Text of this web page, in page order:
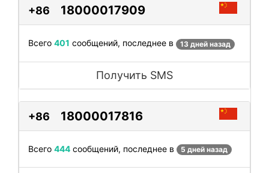
+86 18000017909
Всего 401 сообщений, последнее в 13 дней назад
Получить SMS
+86 18000017816
Всего 444 сообщений, последнее в 5 дней назад